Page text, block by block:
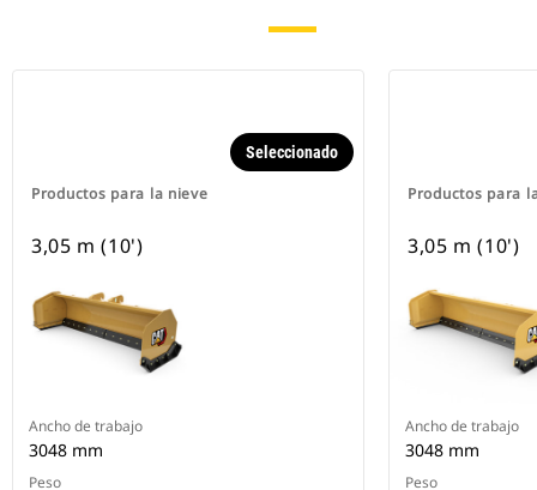
Productos para la nieve
Seleccionado
3,05 m (10')
Ancho de trabajo
3048 mm
Peso
Productos para
3,05 m (10')
Ancho de trabajo
3048 mm
Peso